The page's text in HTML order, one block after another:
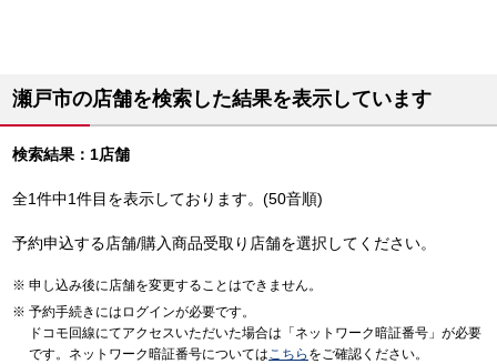
瀬戸市の店舗を検索した結果を表示しています
検索結果：1店舗
全1件中1件目を表示しております。(50音順)
予約申込する店舗/購入商品受取り店舗を選択してください。
申し込み後に店舗を変更することはできません。
予約手続きにはログインが必要です。
ドコモ回線にてアクセスいただいた場合は「ネットワーク暗証番号」が必要
です。ネットワーク暗証番号についてはこちら をご確認ください。